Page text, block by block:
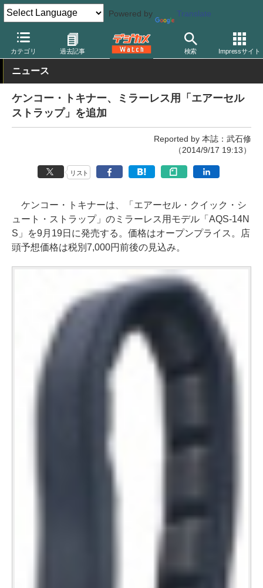
Powered by Translate
カテゴリ 過去記事 検索 Impressサイト
デジカメ Watch 撮影用品 ストラップ その他
ニュース
ケンコー・トキナー、ミラーレス用「エアーセル
ストラップ」を追加
Reported by 本誌：武石修
（2014/9/17 19:13）
リスト
ケンコー・トキナーは、「エアーセル・クイック・シ
ュート・ストラップ」のミラーレス用モデル「AQS-14N
S」を9月19日に発売する。価格はオープンプライス。店
頭予想価格は税別7,000円前後の見込み。